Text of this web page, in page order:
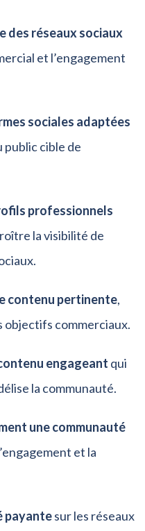
des réseaux sociaux
et l’engagement
sociales adaptées
public cible de
professionnels
la visibilité de
contenu pertinente,
objectifs commerciaux.
engageant qui
la communauté.
une communauté
et la
payantesur les réseaux